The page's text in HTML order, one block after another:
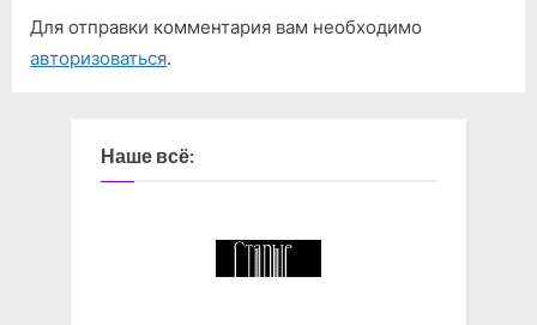
Для отправки комментария вам необходимо
авторизоваться.
Наше всё: